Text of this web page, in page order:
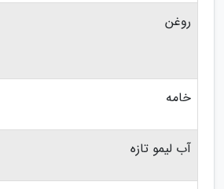
روغن
خامه
آب لیمو تازه